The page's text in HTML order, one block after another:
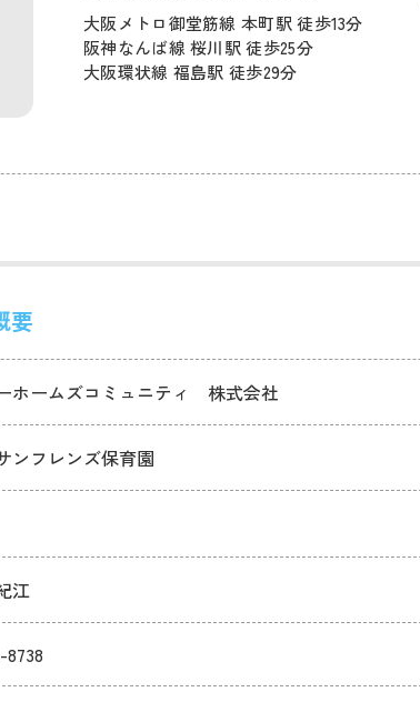
大阪メトロ御堂筋線 本町駅 徒歩13分
阪神なんば線 桜川駅 徒歩25分
大阪環状線 福島駅 徒歩29分
要
ホームズコミュニティ 株式会社
ンフレンズ保育園
江
8738